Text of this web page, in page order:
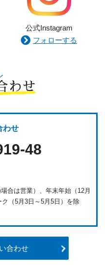
公式Instagram
フォローする
わせ
わせ
48
合は営業）、年末年始（12月
（5月3日～5月5日）を除
合わせ